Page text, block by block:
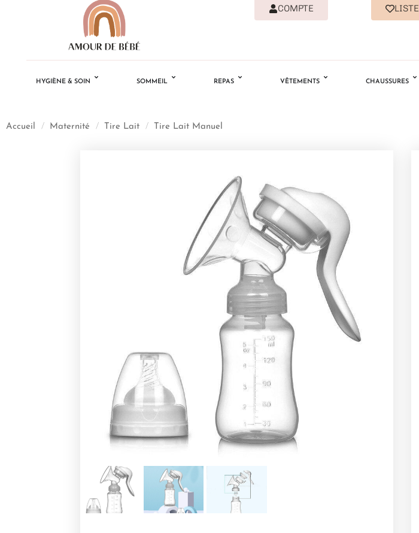
COMPTE LISTE
HYGIÈNE & SOIN SOMMEIL REPAS VÊTEMENTS CHAUSSURES
Accueil / Maternité / Tire Lait / Tire Lait Manuel